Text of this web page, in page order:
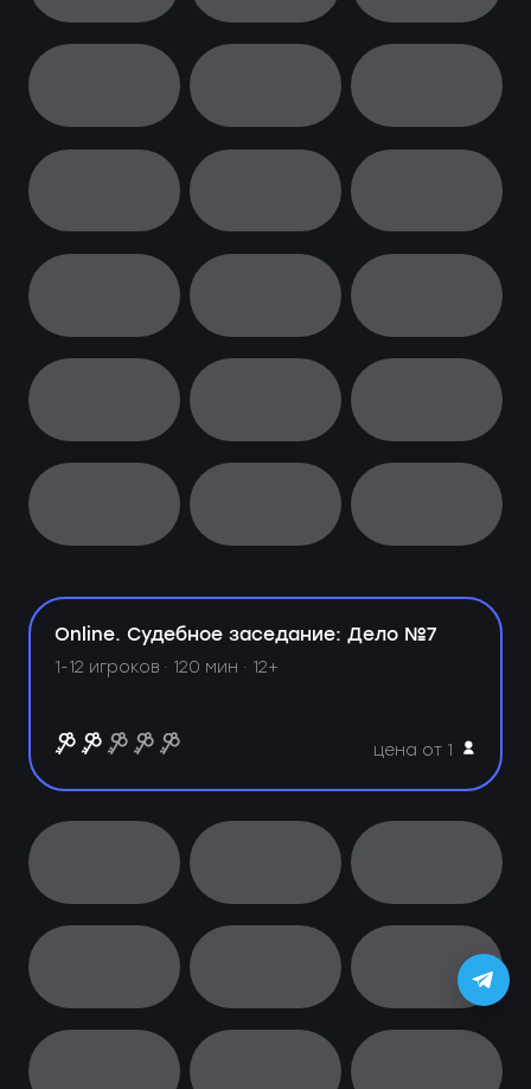
Online. Судебное заседание: Дело №7
1-12 игроков · 120 мин · 12+
цена от 1